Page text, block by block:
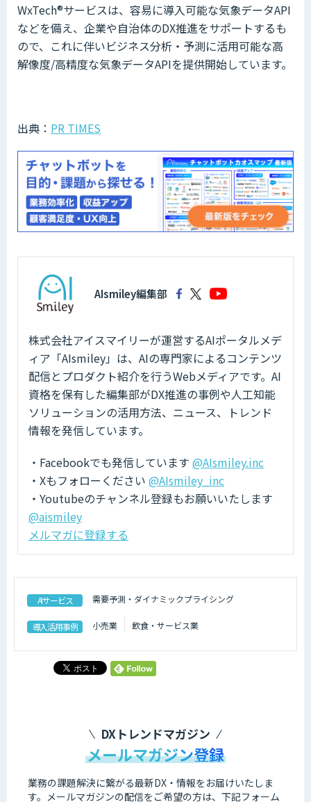
WxTech®サービスは、容易に導入可能な気象データAPI
などを備え、企業や自治体のDX推進をサポートするも
ので、これに伴いビジネス分析・予測に活用可能な高
解像度/高精度な気象データAPIを提供開始しています。
出典： PR TIMES
AIsmiley編集部
株式会社アイスマイリーが運営するAIポータルメデ
ィア「AIsmiley」は、AIの専門家によるコンテンツ
配信とプロダクト紹介を行うWebメディアです。AI
資格を保有した編集部がDX推進の事例や人工知能
ソリューションの活用方法、ニュース、トレンド
情報を発信しています。
・Facebookでも発信しています @AIsmiley.inc
・Xもフォローください @AIsmiley_inc
・Youtubeのチャンネル登録もお願いいたします
@aismiley
メルマガに登録する
AIサービス 需要予測・ダイナミックプライシング
導入活用事例 小売業 飲食・サービス業
DXトレンドマガジン
メールマガジン登録
業務の課題解決に繋がる最新DX・情報をお届けいたしま
す。 メールマガジンの配信をご希望の方は、下記フォーム